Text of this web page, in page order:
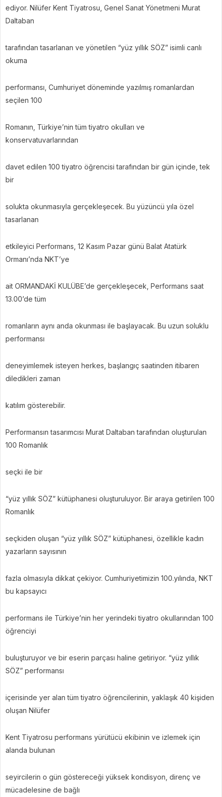
ediyor. Nilüfer Kent Tiyatrosu, Genel Sanat Yönetmeni Murat
Daltaban
tarafından tasarlanan ve yönetilen “yüz yıllık SÖZ” isimli canlı
okuma
performansı, Cumhuriyet döneminde yazılmış romanlardan
seçilen 100
Romanın, Türkiye’nin tüm tiyatro okulları ve
konservatuvarlarından
davet edilen 100 tiyatro öğrencisi tarafından bir gün içinde, tek
bir
solukta okunmasıyla gerçekleşecek. Bu yüzüncü yıla özel
tasarlanan
etkileyici Performans, 12 Kasım Pazar günü Balat Atatürk
Ormanı’nda NKT’ye
ait ORMANDAKİ KULÜBE’de gerçekleşecek, Performans saat
13.00’de tüm
romanların aynı anda okunması ile başlayacak. Bu uzun soluklu
performansı
deneyimlemek isteyen herkes, başlangıç saatinden itibaren
diledikleri zaman
katılım gösterebilir.
Performansın tasarımcısı Murat Daltaban tarafından oluşturulan
100 Romanlık
seçki ile bir
“yüz yıllık SÖZ” kütüphanesi oluşturuluyor. Bir araya getirilen 100
Romanlık
seçkiden oluşan “yüz yıllık SÖZ” kütüphanesi, özellikle kadın
yazarların sayısının
fazla olmasıyla dikkat çekiyor. Cumhuriyetimizin 100.yılında, NKT
bu kapsayıcı
performans ile Türkiye’nin her yerindeki tiyatro okullarından 100
öğrenciyi
buluşturuyor ve bir eserin parçası haline getiriyor. “yüz yıllık
SÖZ” performansı
içerisinde yer alan tüm tiyatro öğrencilerinin, yaklaşık 40 kişiden
oluşan Nilüfer
Kent Tiyatrosu performans yürütücü ekibinin ve izlemek için
alanda bulunan
seyircilerin o gün göstereceği yüksek kondisyon, direnç ve
mücadelesine de bağlı